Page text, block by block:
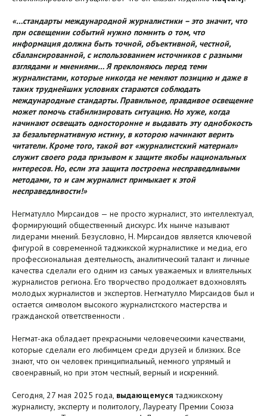
«…стандарты международной журналистики – это значит, что
при освещении событий нужно помнить о том, что
информация должна быть точной, объективной, честной,
сбалансированной, с использованием источников с разными
взглядами и мнениями… Я преклоняюсь перед теми
журналистами, которые никогда не меняют позицию и даже в
таких труднейших условиях стараются соблюдать
международные стандарты. Правильное, правдивое освещение
может помочь стабилизировать ситуацию. Но хуже, когда
начинают освещать односторонне и выдавать эту однобокость
за безальтернативную истину, в которою начинают верить
читатели. Кроме того, такой вот «журналистский материал»
служит своего рода призывом к защите якобы национальных
интересов. Но, если эта защита построена несправедливыми
методами, то и сам журналист примыкает к этой
несправедливости!»
Негматулло Мирсаидов — не просто журналист, это интеллектуал,
формирующий общественный дискурс. Их нынче называют
лидерами мнений. Безусловно, Н. Мирсаидов является ключевой
фигурой в современной таджикской журналистике и медиа, его
профессиональная деятельность, аналитический талант и личные
качества сделали его одним из самых уважаемых и влиятельных
журналистов региона. Его творчество продолжает вдохновлять
молодых журналистов и экспертов. Негматулло Мирсаидов был и
остается символом высокого журналистского мастерства и
гражданской ответственности .
Негмат-ака обладает прекрасными человеческими качествами,
которые сделали его любимцем среди друзей и близких. Все
знают, что он человек принципиальный, немного упрямый и
своенравный, но при этом честный, верный и искренний.
Сегодня, 27 мая 2025 года, выдающемуся таджикскому
журналисту, эксперту и политологу, Лауреату Премии Союза